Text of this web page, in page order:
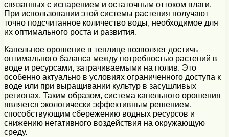
связанных с испарением и остаточным оттоком влаги.
При использовании этой системы растения получают
точно подсчитанное количество воды, необходимое для
их оптимального роста и развития.
Капельное орошение в теплице позволяет достичь
оптимального баланса между потребностью растений в
воде и ресурсами, затрачиваемыми на полив. Это
особенно актуально в условиях ограниченного доступа к
воде или при выращивании культур в засушливых
регионах. Таким образом, система капельного орошения
является экологически эффективным решением,
способствующим сбережению водных ресурсов и
снижению негативного воздействия на окружающую
среду.